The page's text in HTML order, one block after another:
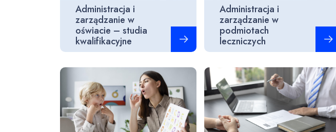
Administracja i
zarządzanie w
oświacie – studia
kwalifikacyjne
Administracja i
zarządzanie w
podmiotach
leczniczych